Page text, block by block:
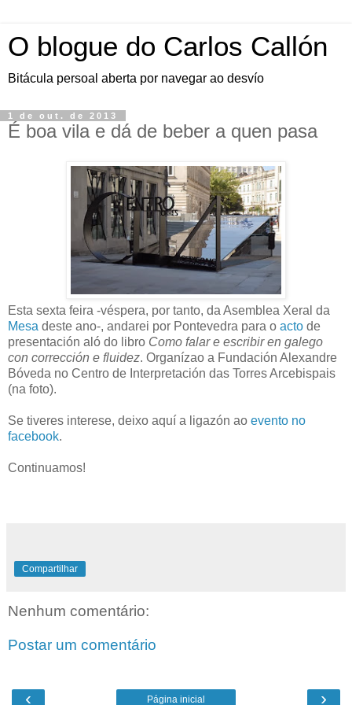
O blogue do Carlos Callón
Bitácula persoal aberta por navegar ao desvío
1 de out. de 2013
É boa vila e dá de beber a quen pasa
Esta sexta feira -véspera, por tanto, da Asemblea Xeral da
Mesa deste ano-, andarei por Pontevedra para o acto de
presentación aló do libro Como falar e escribir en galego
con corrección e fluidez. Organízao a Fundación Alexandre
Bóveda no Centro de Interpretación das Torres Arcebispais
(na foto).
Se tiveres interese, deixo aquí a ligazón ao evento no
facebook.
Continuamos!
Compartilhar
Nenhum comentário:
Postar um comentário
‹ ›
Página inicial